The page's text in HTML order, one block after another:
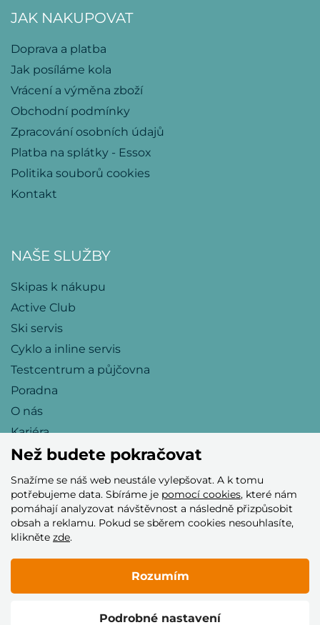
JAK NAKUPOVAT
Doprava a platba
Jak posíláme kola
Vrácení a výměna zboží
Obchodní podmínky
Zpracování osobních údajů
Platba na splátky - Essox
Politika souborů cookies
Kontakt
NAŠE SLUŽBY
Skipas k nákupu
Active Club
Ski servis
Cyklo a inline servis
Testcentrum a půjčovna
Poradna
O nás
Kariéra
Přijímáme tyto platební karty
© 2005–2026 Helia Trade s.r.o.
Než budete pokračovat
Snažíme se náš web neustále vylepšovat. A k tomu
potřebujeme data. Sbíráme je pomocí cookies, které nám
pomáhají analyzovat návštěvnost a následně přizpůsobit
obsah a reklamu. Pokud se sběrem cookies nesouhlasíte,
klikněte zde.
Podrobné nastavení
Rozumím